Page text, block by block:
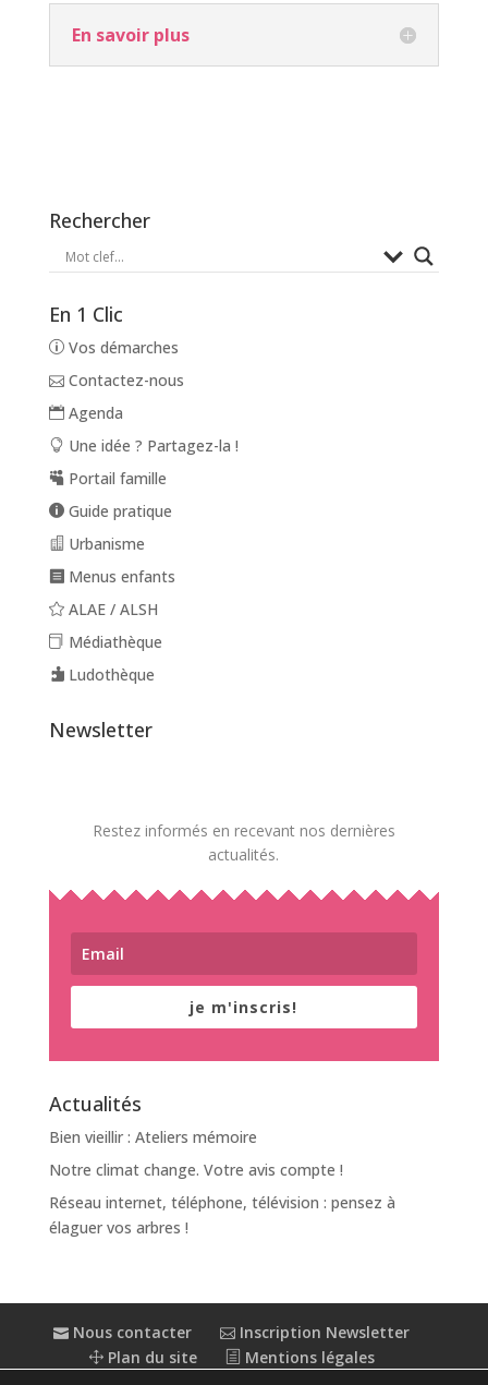
En savoir plus
Rechercher
En 1 Clic
Vos démarches
Contactez-nous
Agenda
Une idée ? Partagez-la !
Portail famille
Guide pratique
Urbanisme
Menus enfants
ALAE / ALSH
Médiathèque
Ludothèque
Newsletter
Restez informés en recevant nos dernières
actualités.
je m'inscris!
Actualités
Bien vieillir : Ateliers mémoire
Notre climat change. Votre avis compte !
Réseau internet, téléphone, télévision : pensez à
élaguer vos arbres !
Nous contacter
Inscription Newsletter
Plan du site
Mentions légales